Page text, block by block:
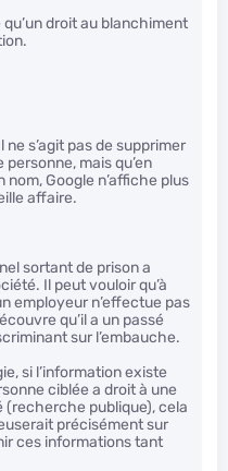
qu’un droit au blanchiment
ne s’agit pas de supprimer
mais qu’en
Google n’affiche plus
affaire.
sortant de prison a
Il peut vouloir qu’à
employeur n’effectue pas
qu’il a un passé
sur l’embauche.
si l’information existe
ciblée a droit à une
publique), cela
précisément sur
ces informations tant